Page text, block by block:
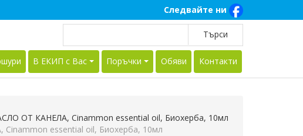
Следвайте ни
В ЕКИП с Вас Поръчки Обяви Контакти
ОТ КАНЕЛА, Cinammon essential oil, Биохерба, 10мл
essential oil, Биохерба, 10мл